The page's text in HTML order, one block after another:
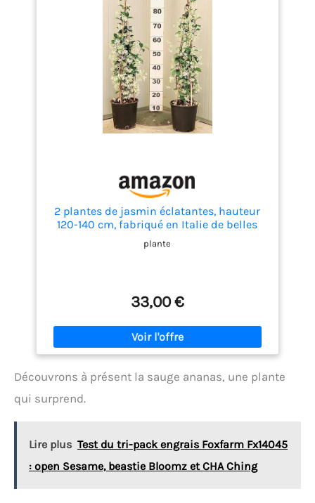
allant jusqu'à 400 cm. Pour un mètre linéaire de
haie, vous avez besoin de 3 plantes pour garantir
100% d’intimité. LIVRAISON : Une plante (2 ans) de
jasmin blanc étoilé est incluse dans un pot de 1,5
litre. Le jasmin étoilé se distingue par ses fleurs
blanches et ses feuilles vertes et est résistant à
l'hiver.
2 plantes de jasmin éclatantes, hauteur
120-140 cm, fabriqué en Italie de belles
plantes super couvrantes
plante
33,00 €
Découvrons à présent la sauge ananas, une plante
qui surprend.
Lire plus Test du tri-pack engrais Foxfarm Fx14045
: open Sesame, beastie Bloomz et CHA Ching